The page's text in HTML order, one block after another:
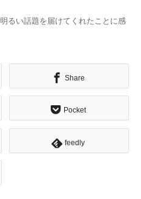
るい話題を届けてくれたことに感
Share
Pocket
feedly